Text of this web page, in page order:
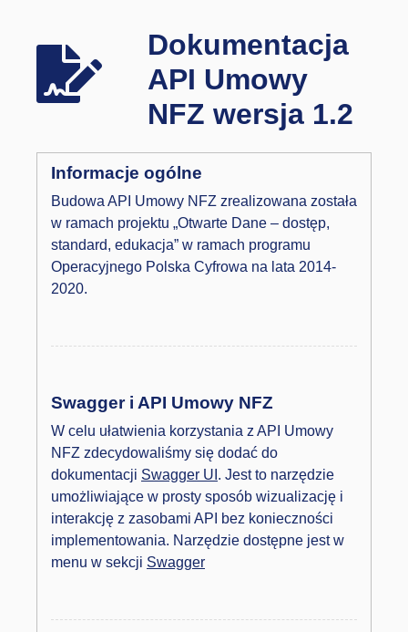
Dokumentacja
API Umowy
NFZ wersja 1.2
Informacje ogólne
Budowa API Umowy NFZ zrealizowana została
w ramach projektu „Otwarte Dane – dostęp,
standard, edukacja” w ramach programu
Operacyjnego Polska Cyfrowa na lata 2014-
2020.
Swagger i API Umowy NFZ
W celu ułatwienia korzystania z API Umowy
NFZ zdecydowaliśmy się dodać do
dokumentacji Swagger UI . Jest to narzędzie
umożliwiające w prosty sposób wizualizację i
interakcję z zasobami API bez konieczności
implementowania. Narzędzie dostępne jest w
menu w sekcji Swagger